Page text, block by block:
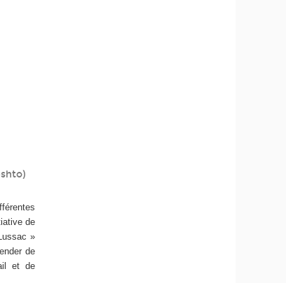
de
»
de
et de